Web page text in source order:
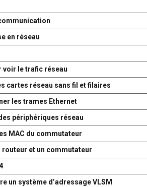
en réseau
voir le trafic réseau
cartes réseau sans fil et filaires
les trames Ethernet
périphériques réseau
MAC du commutateur
routeur et un commutateur
un système d’adressage VLSM